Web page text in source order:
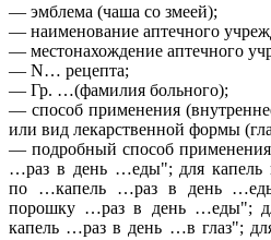
— эмблема (чаша со змеей);
— наименование аптечного
— местонахождение аптечного
— N… рецепта;
— Гр. …(фамилия больного);
— способ применения
или вид лекарственной формы
— подробный способ
…раз в день …еды"; для капель
по …капель …раз в день
порошку …раз в день …еды";
капель …раз в день …в глаз";